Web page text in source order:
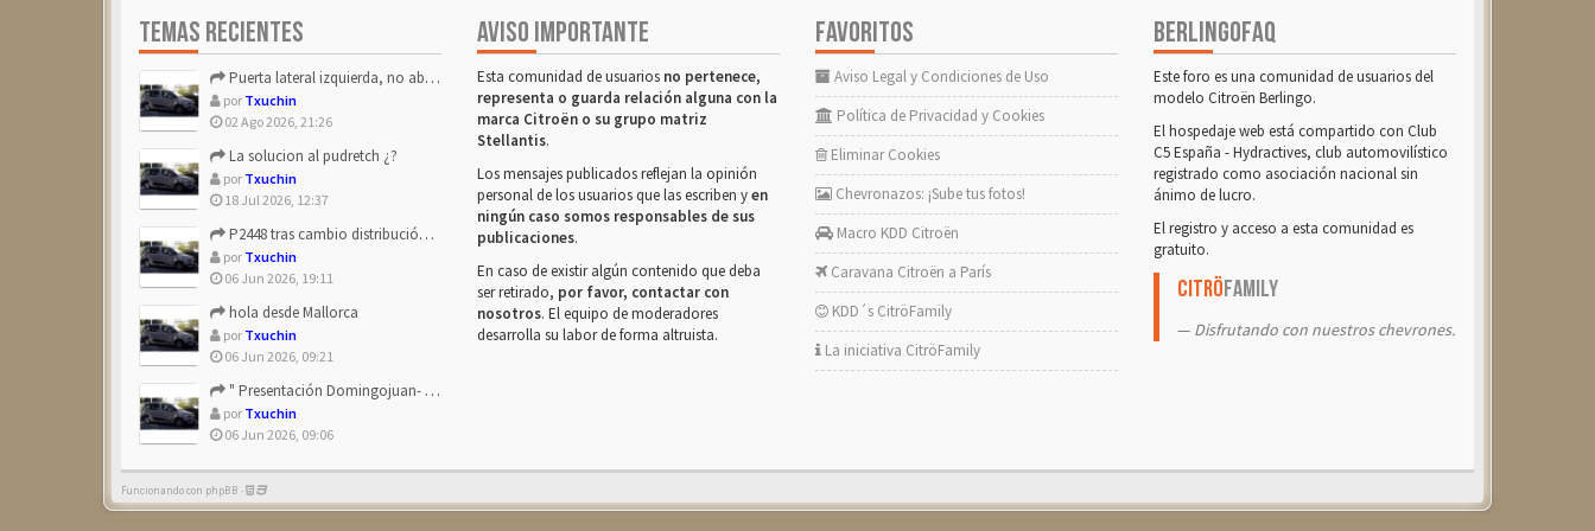
TEMAS RECIENTES
Puerta lateral izquierda, no abre después de repostar.
por Txuchin
02 Ago 2026, 21:26
La solucion al pudretch ¿?
por Txuchin
18 Jul 2026, 12:37
P2448 tras cambio distribución + tapas árbol levas
por Txuchin
06 Jun 2026, 19:11
hola desde Mallorca
por Txuchin
06 Jun 2026, 09:21
" Presentación Domingojuan- Berlingo Multiespace Blue ...
por Txuchin
06 Jun 2026, 09:06
AVISO IMPORTANTE
Esta comunidad de usuarios no pertenece,
representa o guarda relación alguna con la
marca Citroën o su grupo matriz
Stellantis.
Los mensajes publicados reflejan la opinión
personal de los usuarios que las escriben yen
ningún caso somos responsables de sus
publicaciones.
En caso de existir algún contenido que deba
ser retirado, por favor, contactar con
nosotros. El equipo de moderadores
desarrolla su labor de forma altruista.
FAVORITOS
Aviso Legal y Condiciones de Uso
Política de Privacidad y Cookies
Eliminar Cookies
Chevronazos: ¡Sube tus fotos!
Macro KDD Citroën
Caravana Citroën a París
KDD´s CitröFamily
La iniciativa CitröFamily
BERLINGOFAQ
Este foro es una comunidad de usuarios del
modelo Citroën Berlingo.
El hospedaje web está compartido con Club
C5 España - Hydractives, club automovilístico
registrado como asociación nacional sin
ánimo de lucro.
El registro y acceso a esta comunidad es
gratuito.
CitröFamily
Disfrutando con nuestros chevrones.
Funcionando con phpBB -